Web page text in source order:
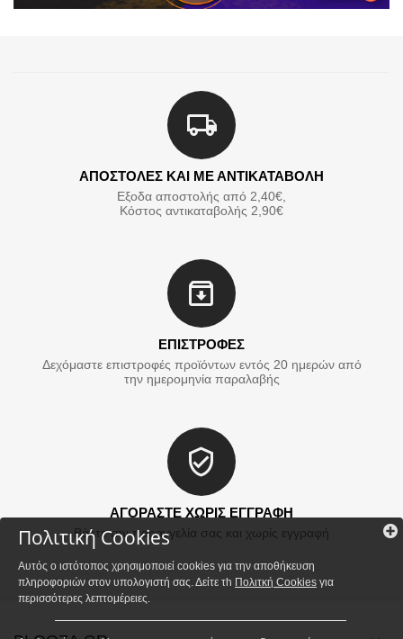
ΑΠΟΣΤΟΛΕΣ ΚΑΙ ΜΕ ΑΝΤΙΚΑΤΑΒΟΛΗ
Εξοδα αποστολής από 2,40€,
Κόστος αντικαταβολής 2,90€
ΕΠΙΣΤΡΟΦΕΣ
Δεχόμαστε επιστροφές προϊόντων εντός 20 ημερών από
την ημερομηνία παραλαβής
ΑΓΟΡΑΣΤΕ ΧΩΡΙΣ ΕΓΓΡΑΦΗ
Βάλτε την παραγγελία σας και χωρίς εγγραφή
Πολιτική Cookies
Αυτός ο ιστότοπος χρησιμοποιεί cookies για την αποθήκευση
πληροφοριών στον υπολογιστή σας. Δείτε τh Πολιτκή Cookies για
περισσότερες λεπτομέρειες.